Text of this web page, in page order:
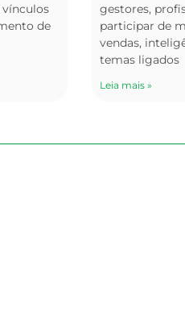
de
gestores,
participar de
vendas,
temas ligados
Leia mais »